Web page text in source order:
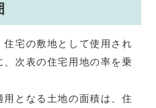
住宅の敷地として使用され
、次表の住宅用地の率を乗
用となる土地の面積は、住